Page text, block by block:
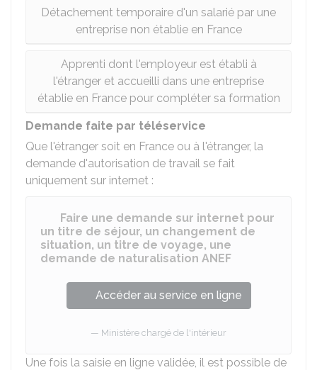
Détachement temporaire d'un salarié par une
entreprise non établie en France
Apprenti dont l'employeur est établi à
l'étranger et accueilli dans une entreprise
établie en France pour compléter sa formation
Demande faite par téléservice
Que l'étranger soit en France ou à l'étranger, la
demande d'autorisation de travail se fait
uniquement sur internet :
Faire une demande sur internet pour
un titre de séjour, un changement de
situation, un titre de voyage, une
demande de naturalisation ANEF
Accéder au service en ligne
Ministère chargé de l'intérieur
Une fois la saisie en ligne validée, il est possible de